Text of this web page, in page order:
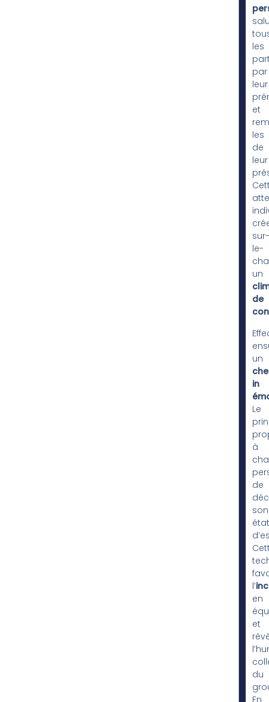
les
par
leur
et
les
de
leur
sur-
le-
un
de
un
in
Le
à
de
son
état
l’
en
et
du
En